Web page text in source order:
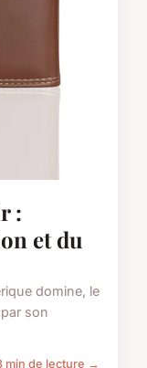
:
et du
domine, le
son
min de lecture →